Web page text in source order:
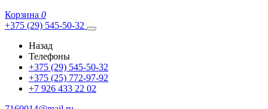
Корзина 0
+375 (29) 545-50-32
Назад
Телефоны
+375 (29) 545-50-32
+375 (25) 772-97-92
+7 926 433 22 02